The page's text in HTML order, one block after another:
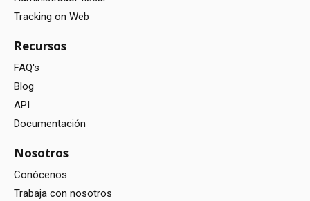
Tracking on Web
Recursos
FAQ's
Blog
API
Documentación
Nosotros
Conócenos
Trabaja con nosotros